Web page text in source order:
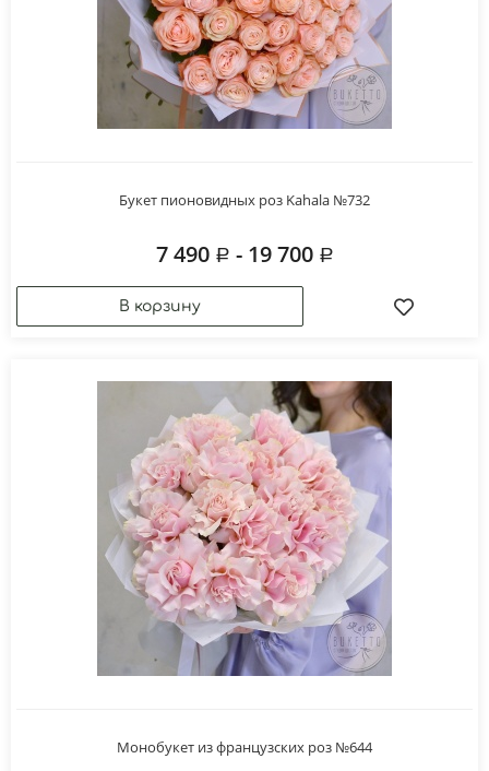
Букет пионовидных роз Kahala №732
7 490 - 19 700
Монобукет из французских роз №644